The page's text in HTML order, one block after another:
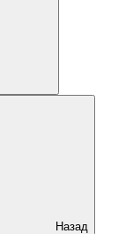
Назад